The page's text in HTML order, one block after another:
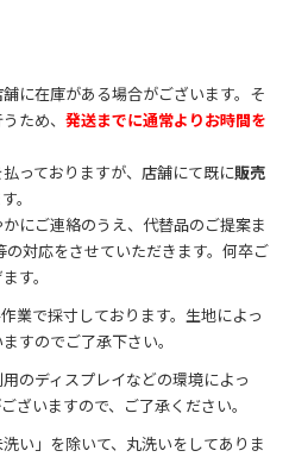
に在庫がある場合がございます。そ
ため、発送までに通常よりお時間を
っておりますが、店舗にて既に販売
。
にご連絡のうえ、代替品のご提案ま
対応をさせていただきます。何卒ご
す。
業で採寸しております。生地によっ
すのでご了承下さい。
のディスプレイなどの環境によっ
ざいますので、ご了承ください。
い」を除いて、丸洗いをしてありま